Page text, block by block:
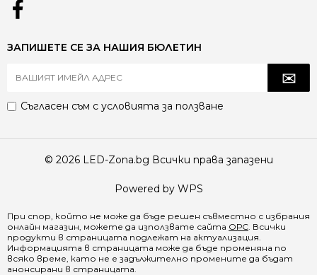
ЗАПИШЕТЕ СЕ ЗА НАШИЯ БЮЛЕТИН
Съгласен съм с условията за ползване
© 2026 LED-Zona.bg Всички права запазени
Powered by WPS
При спор, който не може да бъде решен съвместно с избрания
онлайн магазин, можете да използвате сайта ОРС . Всички
продукти в страницата подлежат на актуализация.
Информацията в страницата може да бъде променяна по
всяко време, като не е задължително промените да бъдат
анонсирани в страницата.